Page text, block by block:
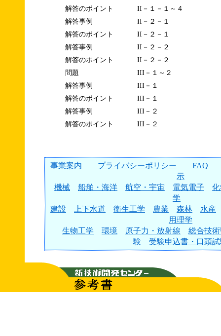
解答のポイント
II－１－１～４
解答事例
II－２－１
解答のポイント
II－２－１
解答事例
II－２－２
解答のポイント
II－２－２
問題
III－１～２
解答事例
III－１
解答のポイント
III－１
解答事例
III－２
解答のポイント
III－２
事業案内 プライバシーポリシー
FAQ
示
機械
船舶・海洋 航空・宇宙 電気電子
学
建設
上下水道 衛生工学 農業 森林
水産
用理学
生物工学
環境 原子力・放射線
総合技
験
受験申込書・口頭